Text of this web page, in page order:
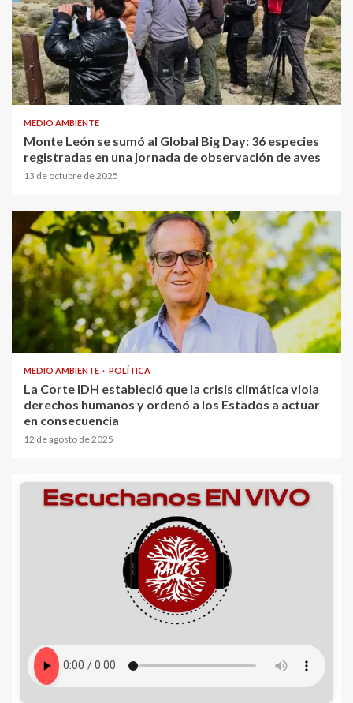
MEDIO AMBIENTE
Monte León se sumó al Global Big Day: 36 especies
registradas en una jornada de observación de aves
13 de octubre de 2025
MEDIO AMBIENTE POLÍTICA
La Corte IDH estableció que la crisis climática viola
derechos humanos y ordenó a los Estados a actuar
en consecuencia
12 de agosto de 2025